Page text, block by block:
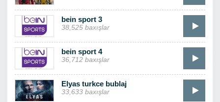
bein sport 3
38,525 baxışlar
bein sport 4
36,712 baxışlar
Elyas turkce bublaj
33,633 baxışlar